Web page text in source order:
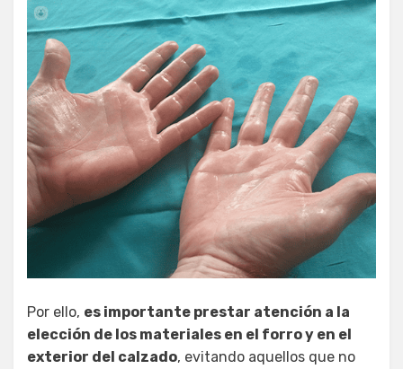
Por ello, es importante prestar atención a la
elección de los materiales en el forro y en el
exterior del calzado, evitando aquellos que no